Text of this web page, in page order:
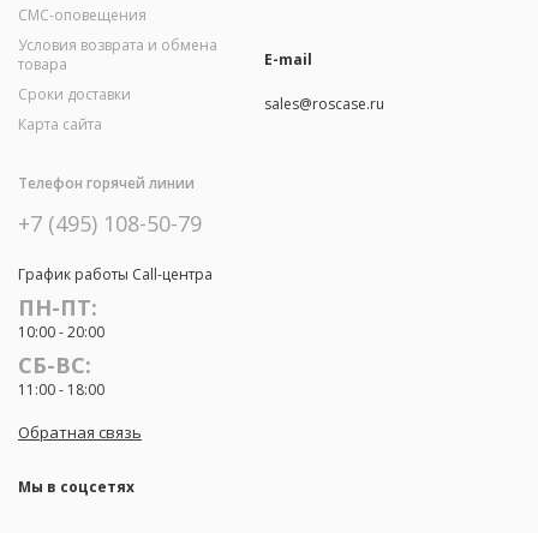
СМС-оповещения
Условия возврата и обмена
товара
Сроки доставки
Карта сайта
E-mail
sales@roscase.ru
Телефон горячей линии
+7 (495) 108-50-79
График работы Call-центра
ПН-ПТ:
10:00 - 20:00
СБ-ВС:
11:00 - 18:00
Обратная связь
Мы в соцсетях